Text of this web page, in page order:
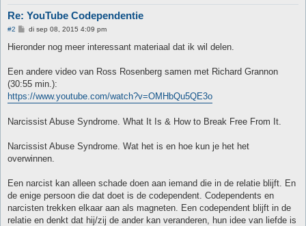
Re: YouTube Codependentie
#2
B
r
h
di sep 08, 2015 4:09 pm
Hieronder nog meer interessant materiaal dat ik wil delen.
Een andere video van Ross Rosenberg samen met Richard Grannon
(30:55 min.):
https://www.youtube.com/watch?v=OMHbQu5QE3o
Narcissist Abuse Syndrome. What It Is & How to Break Free From It.
Narcissist Abuse Syndrome. Wat het is en hoe kun je het het
overwinnen.
Een narcist kan alleen schade doen aan iemand die in de relatie blijft. En
de enige persoon die dat doet is de codependent. Codependents en
narcisten trekken elkaar aan als magneten. Een codependent blijft in de
relatie en denkt dat hij/zij de ander kan veranderen, hun idee van liefde is